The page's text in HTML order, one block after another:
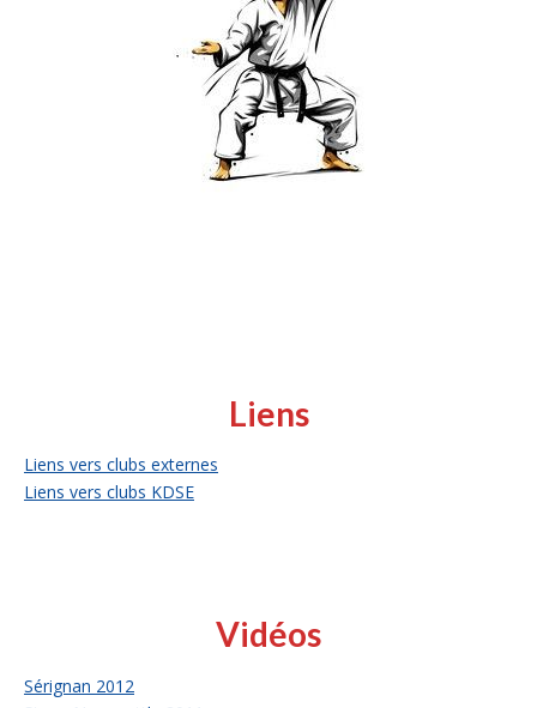
Liens
Liens vers clubs externes
Liens vers clubs KDSE
Vidéos
Sérignan 2012